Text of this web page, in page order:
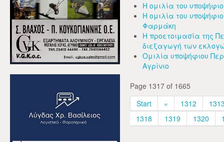
Η ομιλία του
Η ομιλία του
Φαρμάκη
Η προετοιμασία της
διεξαγωγή των
Ομιλία υποψήφιου
Αγρίνιο
Page 1317 of 1665
Start
« 1312
1318
1319 1320